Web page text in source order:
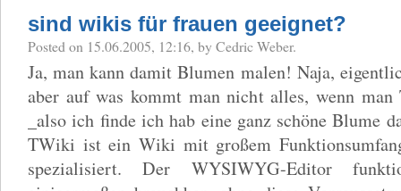
lang
erwartete
Weiterentwicklung
Mediawiki?
sind wikis für frauen geeignet?
Posted on 15.06.2005, 12:16, by Cedric Weber.
Ja, man kann damit Blumen malen! Naja,
aber auf was kommt man nicht alles, wenn
_also ich finde ich hab eine ganz schöne Blume
TWiki ist ein Wiki mit großem
spezialisiert. Der WYSIWYG-Editor